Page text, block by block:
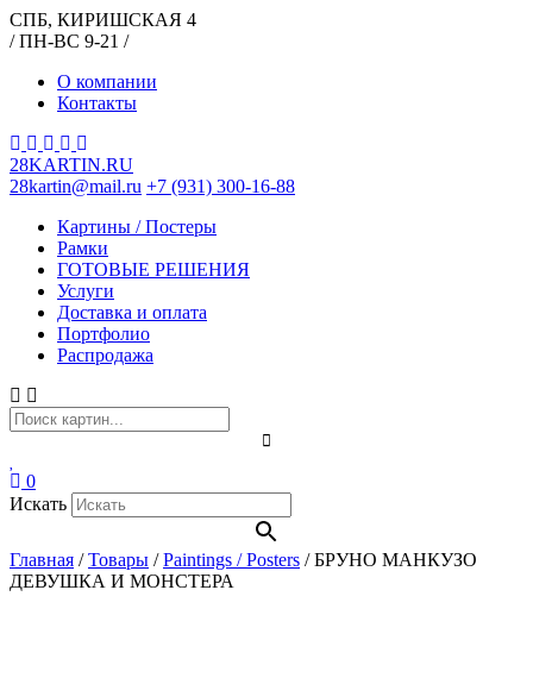
СПБ, КИРИШСКАЯ 4
/ ПН-ВС 9-21 /
О компании
Контакты
28KARTIN.RU
28kartin@mail.ru +7 (931) 300-16-88
Картины / Постеры
Рамки
ГОТОВЫЕ РЕШЕНИЯ
Услуги
Доставка и оплата
Портфолио
Распродажа
0
Искать
Главная /Товары /Paintings / Posters /БРУНО МАНКУЗО
ДЕВУШКА И МОНСТЕРА